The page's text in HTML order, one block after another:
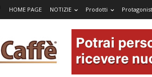
HOME PAGE NOTIZIE Prodotti